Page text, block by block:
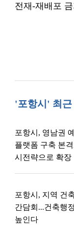
전재-재배포
'포항시' 최근
포항시, 영남권
플랫폼 구축 본
시전략으로 확장
포항시, 지역 건
간담회...건축행
높인다